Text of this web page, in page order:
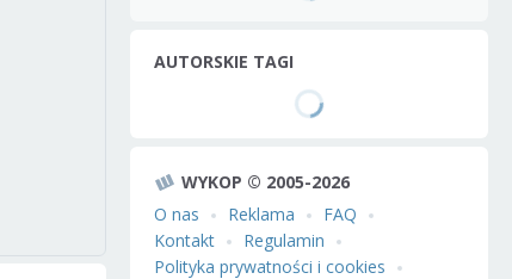
AUTORSKIE TAGI
WYKOP © 2005-2026
O nas
Reklama
FAQ
Kontakt
Regulamin
Polityka prywatności i cookies